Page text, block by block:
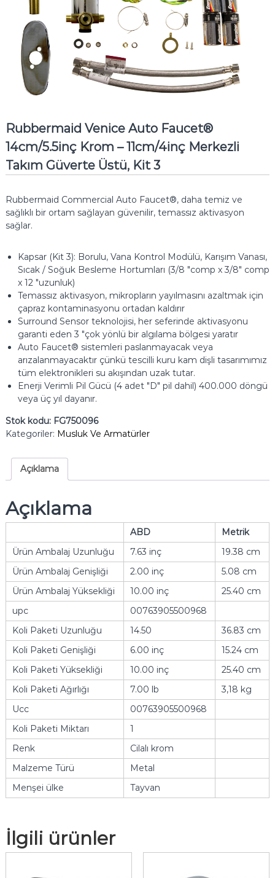
Rubbermaid Venice Auto Faucet®
14cm/5.5inç Krom – 11cm/4inç Merkezli
Takım Güverte Üstü, Kit 3
Rubbermaid Commercial Auto Faucet®, daha temiz ve
sağlıklı bir ortam sağlayan güvenilir, temassız aktivasyon
sağlar.
Kapsar (Kit 3): Borulu, Vana Kontrol Modülü, Karışım Vanası,
Sıcak / Soğuk Besleme Hortumları (3/8 "comp x 3/8" comp
x 12 "uzunluk)
Temassız aktivasyon, mikropların yayılmasını azaltmak için
çapraz kontaminasyonu ortadan kaldırır
Surround Sensor teknolojisi, her seferinde aktivasyonu
garanti eden 3 "çok yönlü bir algılama bölgesi yaratır
Auto Faucet® sistemleri paslanmayacak veya
arızalanmayacaktır çünkü tescilli kuru kam dişli tasarımımız
tüm elektronikleri su akışından uzak tutar.
Enerji Verimli Pil Gücü (4 adet "D" pil dahil) 400.000 döngü
veya üç yıl dayanır.
Stok kodu: FG750096
Kategoriler: Musluk Ve Armatürler
Açıklama
Açıklama
ABD
Metrik
Ürün Ambalaj Uzunluğu
7.63 inç
19.38 cm
Ürün Ambalaj Genişliği
2.00 inç
5.08 cm
Ürün Ambalaj Yüksekliği
10.00 inç
25.40 cm
upc
00763905500968
Koli Paketi Uzunluğu
14.50
36.83 cm
Koli Paketi Genişliği
6.00 inç
15.24 cm
Koli Paketi Yüksekliği
10.00 inç
25.40 cm
Koli Paketi Ağırlığı
7.00 lb
3,18 kg
Ucc
00763905500968
Koli Paketi Miktarı
1
Renk
Cilalı krom
Malzeme Türü
Metal
Menşei ülke
Tayvan
İlgili ürünler